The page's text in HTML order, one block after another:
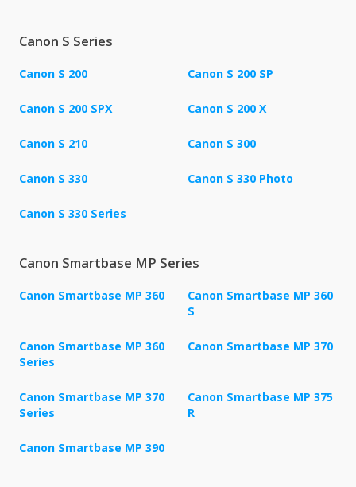
Canon S Series
Canon S 200 Canon S 200 SP
Canon S 200 SPX Canon S 200 X
Canon S 210 Canon S 300
Canon S 330 Canon S 330 Photo
Canon S 330 Series
Canon Smartbase MP Series
Canon Smartbase MP 360
Canon Smartbase MP 360
S
Canon Smartbase MP 360
Series
Canon Smartbase MP 370
Canon Smartbase MP 370
Series
Canon Smartbase MP 375
R
Canon Smartbase MP 390